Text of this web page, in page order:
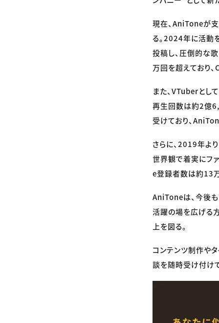
現在、AniToneが
る。2024年に活動
投稿し、圧倒的な
万回を超えており
また、VTuberとし
再生回数は約2億
受けており、
さらに、2019年よ
世界観で着実にフ
e登録者数は約13
AniToneは、今後
活躍の場を広げる
上を図る。
コンテンツ制作や
談を随時受け付け